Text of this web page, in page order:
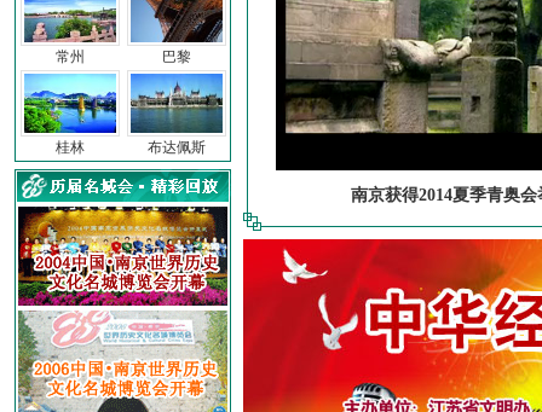
常州
桂林
巴黎
布达佩斯
南京获得2014夏季青奥会